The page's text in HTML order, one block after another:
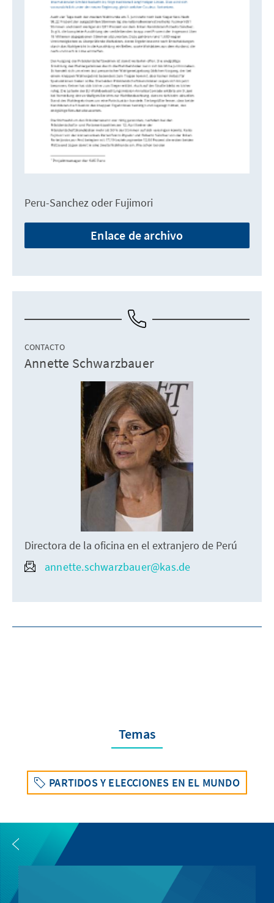
Peru-Sanchez oder Fujimori
Enlace de archivo
CONTACTO
Annette Schwarzbauer
Directora de la oficina en el extranjero de Perú
annette.schwarzbauer@kas.de
Temas
PARTIDOS Y ELECCIONES EN EL MUNDO